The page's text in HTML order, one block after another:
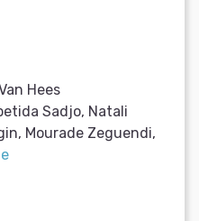
Hees
Sadjo, Natali
Mourade Zeguendi,